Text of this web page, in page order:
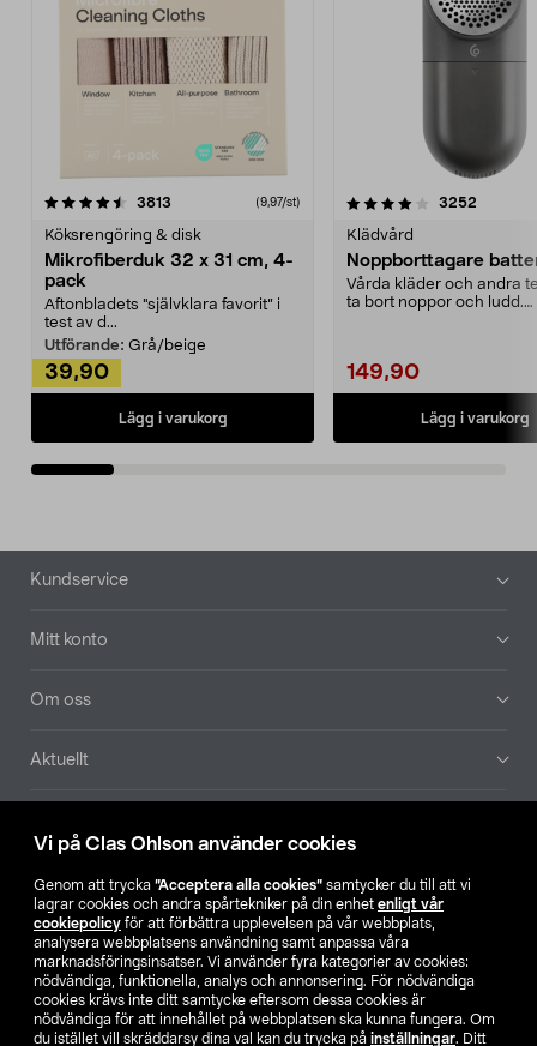
Vi på Clas Ohlson använder cookies
Genom att trycka ”Acceptera alla cookies” samtycker du till att vi
lagrar cookies och andra spårtekniker på din enhet enligt vår
cookiepolicy för att förbättra upplevelsen på vår webbplats,
analysera webbplatsens användning samt anpassa våra
marknadsföringsinsatser. Vi använder fyra kategorier av cookies:
nödvändiga, funktionella, analys och annonsering. För nödvändiga
cookies krävs inte ditt samtycke eftersom dessa cookies är
nödvändiga för att innehållet på webbplatsen ska kunna fungera. Om
du istället vill skräddarsy dina val kan du trycka på inställningar. Ditt
3813 (9,97/st)
Köksrengöring & disk
Mikrofiberduk 32 x 31 cm, 4-
pack
Aftonbladets "självklara favorit” i
test av d...
Utförande: Grå/beige
39,90
Lägg i varukorg
4.0av 5 stjärnor 3252
Klädvård
Noppborttagare
Vårda kläder och andra
ta bort noppor och ludd.
149,90
Lägg i varukorg
4.5av 5 stjärnor
Sidfot
Kundservice
Mitt konto
Om oss
Aktuellt
Hitta butik
SE NO FI